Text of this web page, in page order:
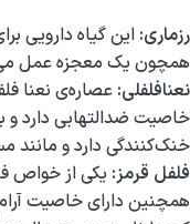
رزماری: این گیاه دارویی
همچون یک معجزه عمل
نعنافلفلی: عصاره‌ی نعنا
خاصیت ضدالتهابی دارد
خنک‌کنندگی دارد و
فلفل قرمز: یکی از خواص
همچنین دارای خاصیت